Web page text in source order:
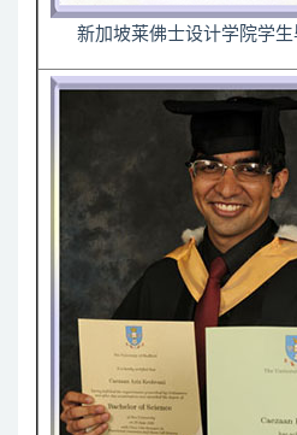
新加坡莱佛士设计学院学